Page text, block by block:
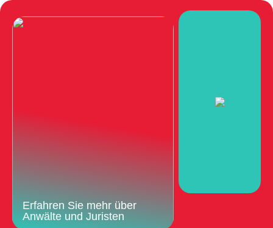
Erfahren Sie mehr über
Anwälte und Juristen